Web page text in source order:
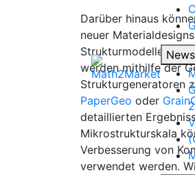
News
Darüber hinaus
neuer
Strukturmodellen
werden mithilfe der
Strukturgeneratoren
PaperGeo oder Grain
detaillierten
Mikrostrukturskala
Verbesserung von
verwendet werden.